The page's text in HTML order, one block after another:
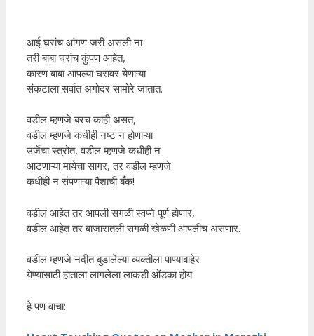
आई घरांच आंगण जरी असली ना
तरी बाबा घरांच कुंपण आहेत,
कारण बाबा आपल्या घरावर येणाऱ्या
संकटाला सर्वात अगोदर सामोरे जातात.
वडील म्हणजे बरच काही असत,
वडील म्हणजे कधीही नष्ट न होणाऱ्या
उर्जेचा स्त्रोत, वडील म्हणजे कधीही न
आटणाऱ्या मायेचा सागर, तर वडील म्हणजे
कधीही न संपणाऱ्या पैशाची बँक!
वडील आहेत तर आपली सगळी स्वप्ने पूर्ण होणार,
वडील आहेत तर बाजारातली सगळी खेळणी आपलीच असणार.
वडील म्हणजे नदीत बुडालेल्या व्यक्तीला पाण्याबाहेर
येण्यासाठी हाताला लागलेला लाकडी ओंडका होय.
हे पण वाचा: